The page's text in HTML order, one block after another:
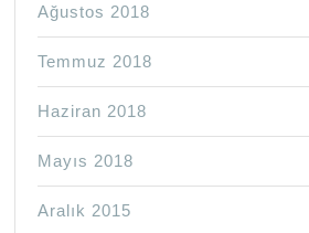
Ağustos 2018
Temmuz 2018
Haziran 2018
Mayıs 2018
Aralık 2015